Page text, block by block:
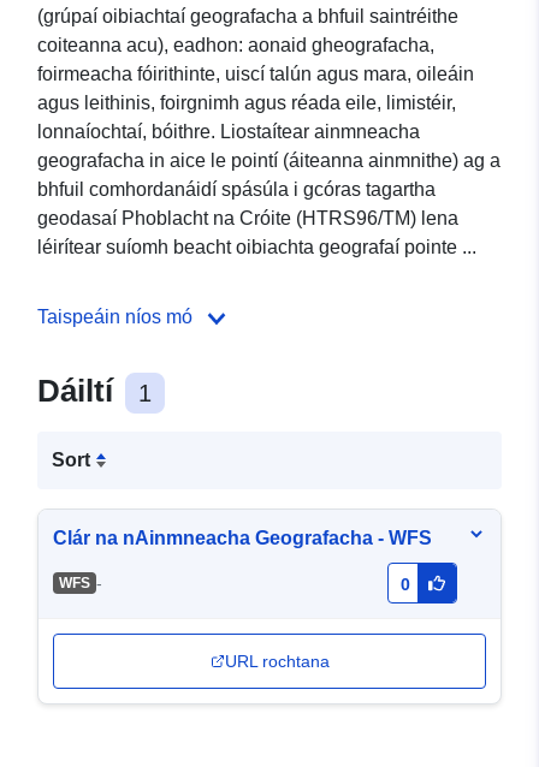
(grúpaí oibiachtaí geografacha a bhfuil saintréithe
coiteanna acu), eadhon: aonaid gheografacha,
foirmeacha fóirithinte, uiscí talún agus mara, oileáin
agus leithinis, foirgnimh agus réada eile, limistéir,
lonnaíochtaí, bóithre. Liostaítear ainmneacha
geografacha in aice le pointí (áiteanna ainmnithe) ag a
bhfuil comhordanáidí spásúla i gcóras tagartha
geodasaí Phoblacht na Cróite (HTRS96/TM) lena
léirítear suíomh beacht oibiachta geografaí pointe ...
Taispeáin níos mó
Dáiltí 1
Sort
Clár na nAinmneacha Geografacha - WFS
WFS - 0
URL rochtana